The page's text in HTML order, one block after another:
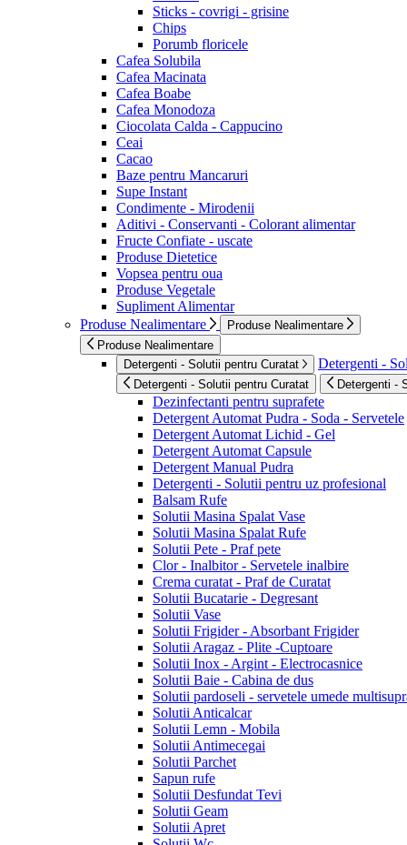
Sticks - covrigi - grisine
Chips
Porumb floricele
Cafea Solubila
Cafea Macinata
Cafea Boabe
Cafea Monodoza
Ciocolata Calda - Cappucino
Ceai
Cacao
Baze pentru Mancaruri
Supe Instant
Condimente - Mirodenii
Aditivi - Conservanti - Colorant alimentar
Fructe Confiate - uscate
Produse Dietetice
Vopsea pentru oua
Produse Vegetale
Supliment Alimentar
Produse Nealimentare
Produse Nealimentare
Produse Nealimentare
Detergenti - Solutii pentru Curatat
Detergenti -
Detergenti - Solutii pentru Curatat Detergenti -
Dezinfectanti pentru suprafete
Detergent Automat Pudra - Soda - Servetele
Detergent Automat Lichid - Gel
Detergent Automat Capsule
Detergent Manual Pudra
Detergenti - Solutii pentru uz profesional
Balsam Rufe
Solutii Masina Spalat Vase
Solutii Masina Spalat Rufe
Solutii Pete - Praf pete
Clor - Inalbitor - Servetele inalbire
Crema curatat - Praf de Curatat
Solutii Bucatarie - Degresant
Solutii Vase
Solutii Frigider - Absorbant Frigider
Solutii Aragaz - Plite -Cuptoare
Solutii Inox - Argint - Electrocasnice
Solutii Baie - Cabina de dus
Solutii pardoseli - servetele umede
Solutii Anticalcar
Solutii Lemn - Mobila
Solutii Antimecegai
Solutii Parchet
Sapun rufe
Solutii Desfundat Tevi
Solutii Geam
Solutii Apret